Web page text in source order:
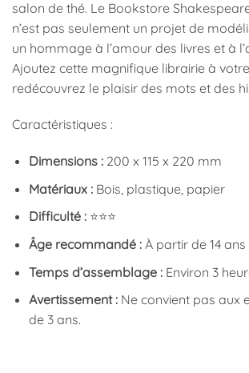
salon de thé. Le Bookstore
n’est pas seulement un projet de
un hommage à l’amour des livres et à
Ajoutez cette magnifique librairie à
redécouvrez le plaisir des mots et des
Caractéristiques :
Dimensions :200 x 115 x 220 mm
Matériaux :Bois, plastique, papier
Difficulté :⭐⭐⭐
Âge recommandé :À partir de 14 ans
Temps d’assemblage :Environ 3
Avertissement :Ne convient pas aux
de 3 ans.